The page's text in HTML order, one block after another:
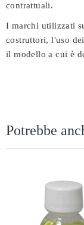
contrattuali.
I marchi utilizzati
costruttori, l'uso
il modello a cui è
Potrebbe